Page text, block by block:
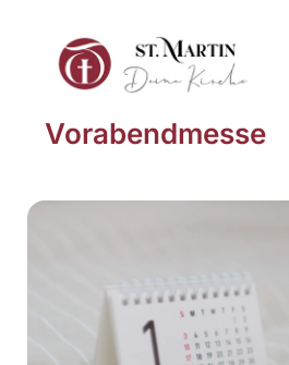
Vorabendmesse